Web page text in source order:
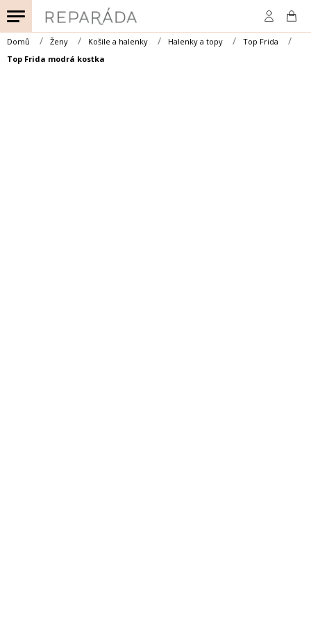
na
obsah
Domů Ženy Košile a halenky Halenky a topy
Top Frida
Top Frida modrá kostka